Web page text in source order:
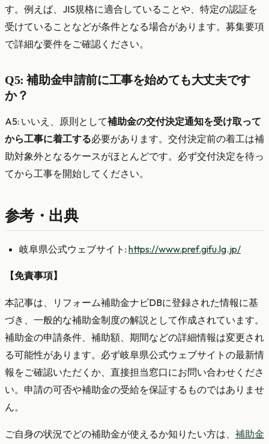
す。例えば、JIS規格に適合していることや、特定の認証を
受けていることなどが条件となる場合があります。募集要項
で詳細な要件をご確認ください。
Q5: 補助金申請前に工事を始めても大丈夫です
か？
A5: いいえ、原則として補助金の交付決定通知を受け取って
から工事に着工する必要があります。交付決定前の着工は補
助対象外となるケースがほとんどです。必ず交付決定を待っ
てから工事を開始してください。
参考・出典
岐阜県公式ウェブサイト: https://www.pref.gifu.lg.jp/
【免責事項】
本記事は、リフォーム補助金ナビDBに登録された情報に基
づき、一般的な補助金制度の解説として作成されています。
補助金の申請条件、補助額、期間などの詳細情報は変更され
る可能性があります。必ず岐阜県公式ウェブサイトの最新情
報をご確認いただくか、直接担当窓口にお問い合わせくださ
い。申請の可否や補助金の受給を保証するものではありませ
ん。
ご自身の状況でどの補助金が使えるか知りたい方は、 補助金